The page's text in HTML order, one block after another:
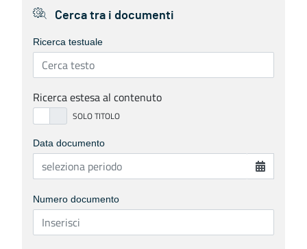
Cerca tra i documenti
Ricerca testuale
Ricerca estesa al contenuto
Data documento
Numero documento